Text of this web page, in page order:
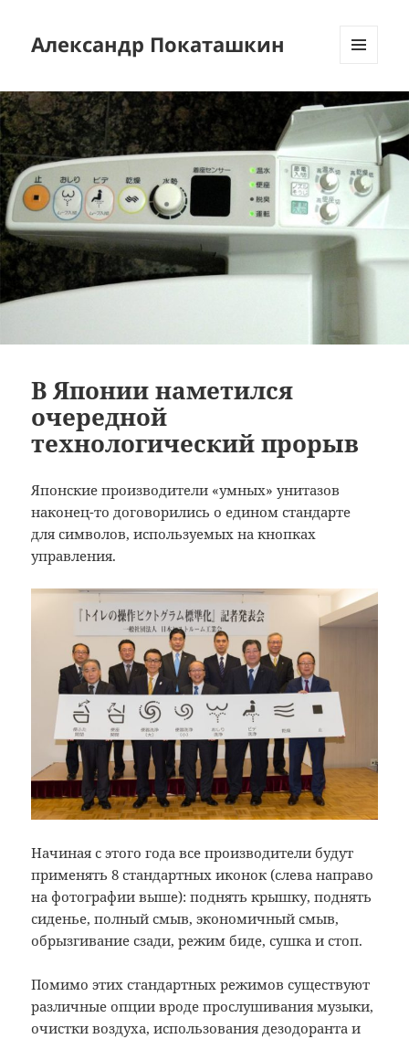
Александр Покаташкин
ВИДЖЕТЫ
В Японии наметился
очередной
технологический прорыв
Японские производители «умных» унитазов
наконец-то договорились о едином стандарте
для символов, используемых на кнопках
управления.
Начиная с этого года все производители будут
применять 8 стандартных иконок (слева направо
на фотографии выше): поднять крышку, поднять
сиденье, полный смыв, экономичный смыв,
обрызгивание сзади, режим биде, сушка и стоп.
Помимо этих стандартных режимов существуют
различные опции вроде прослушивания музыки,
очистки воздуха, использования дезодоранта и